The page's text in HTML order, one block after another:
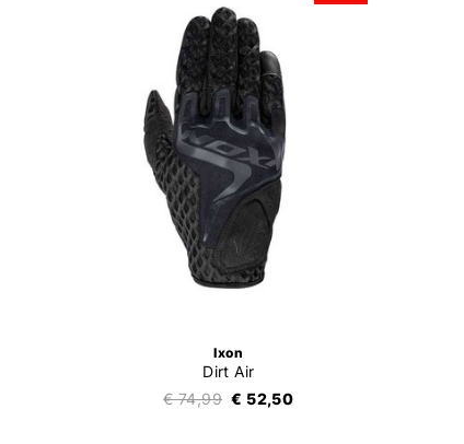
Ixon
Dirt Air
€ 74,99 € 52,50